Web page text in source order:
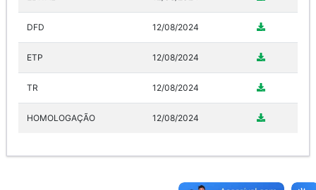
DFD 12/08/2024
ETP 12/08/2024
TR 12/08/2024
HOMOLOGAÇÃO 12/08/2024